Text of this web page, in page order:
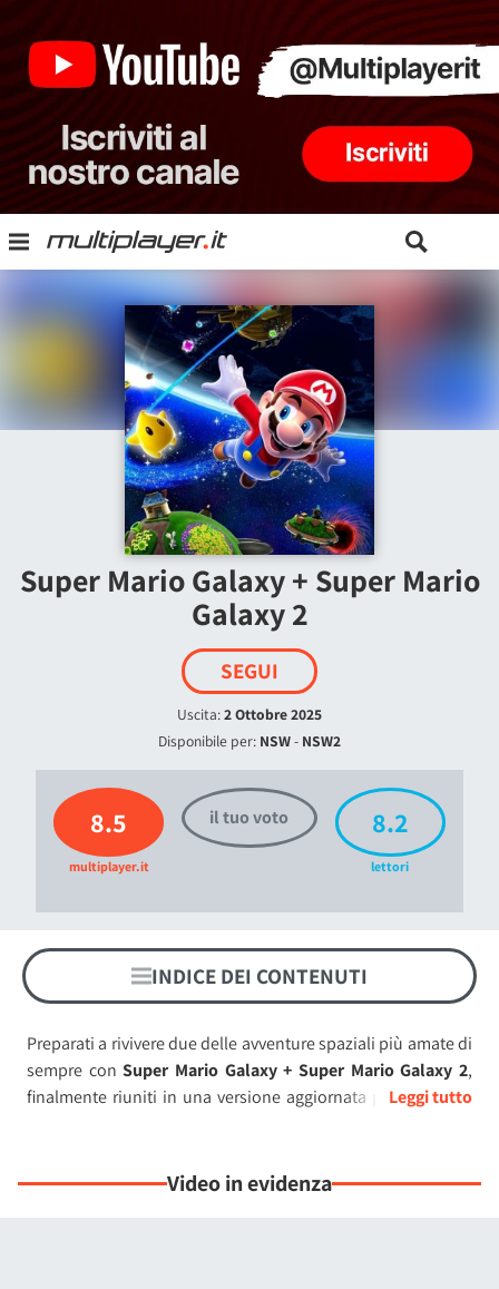
Super Mario Galaxy + Super Mario
Galaxy 2
SEGUI
Uscita:2 Ottobre 2025
Disponibile per: NSW- NSW2
8.5
multiplayer.it
il tuo voto 8.2
lettori
INDICE DEI CONTENUTI
Preparati a rivivere due delle avventure spaziali più amate di
sempre conSuper Mario Galaxy + Super Mario Galaxy 2,
finalmente riuniti in una versione aggiornata per Nintendo
stellecon l'obiettivo di fermare Bowser e salvare la
Video in evidenza